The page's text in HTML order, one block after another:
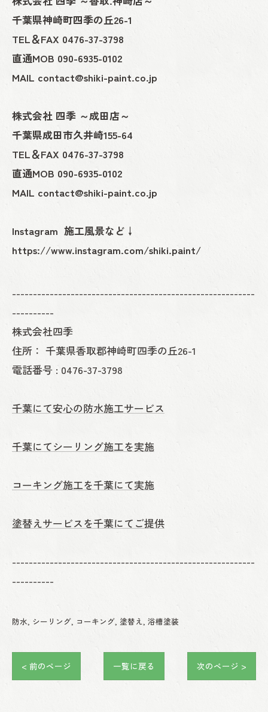
千葉県神崎町四季の丘26-1
TEL＆FAX 0476-37-3798
直通MOB 090-6935-0102
MAIL contact@shiki-paint.co.jp
株式会社 四季 ～成田店～
千葉県成田市久井崎155-64
TEL＆FAX 0476-37-3798
直通MOB 090-6935-0102
MAIL contact@shiki-paint.co.jp
Instagram 施工風景など↓
https://www.instagram.com/shiki.paint/
----------------------------------------------------------
----------
株式会社四季
住所： 千葉県香取郡神崎町四季の丘26-1
電話番号 : 0476-37-3798
千葉にて安心の防水施工サービス
千葉にてシーリング施工を実施
コーキング施工を千葉にて実施
塗替えサービスを千葉にてご提供
----------------------------------------------------------
----------
防水 シーリング コーキング 塗替え 浴槽塗装
< 前のページ 一覧に戻る 次のページ >